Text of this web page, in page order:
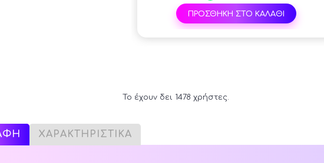
Το έχουν δει 1478 χρήστες.
ΠΡΟΣΘΗΚΗ ΣΤΟ ΚΑΛΑΘΙ
ΧΑΡΑΚΤΗΡΙΣΤΙΚΑ